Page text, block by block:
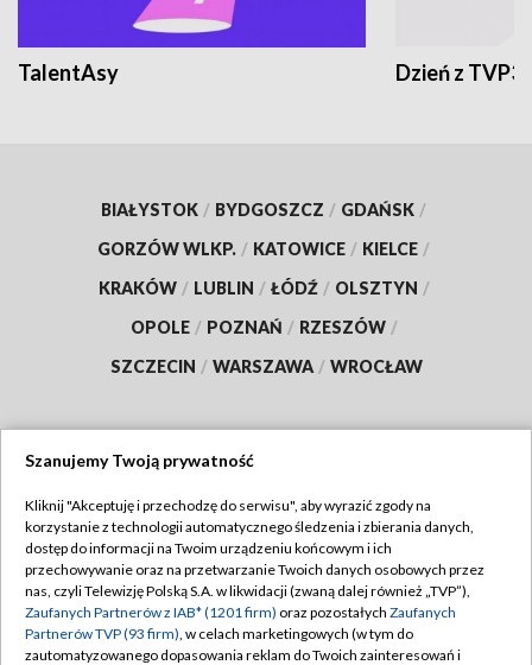
TalentAsy Dzień z TVP3
BIAŁYSTOK / BYDGOSZCZ / GDAŃSK /
GORZÓW WLKP. / KATOWICE / KIELCE /
KRAKÓW / LUBLIN / ŁÓDŹ / OLSZTYN /
OPOLE / POZNAŃ / RZESZÓW /
SZCZECIN / WARSZAWA / WROCŁAW
TVP
Abonament TVP
Emisja w TVP
Centrum informacji TVP
Regulamin TVP
Polityka prywatności
Moje zgody
Szanujemy Twoją prywatność
Kliknij "Akceptuję i przechodzę do serwisu", aby wyrazić zgody na
korzystanie z technologii automatycznego śledzenia i zbierania danych,
dostęp do informacji na Twoim urządzeniu końcowym i ich
przechowywanie oraz na przetwarzanie Twoich danych osobowych przez
nas, czyli Telewizję Polską S.A. w likwidacji (zwaną dalej również „TVP”),
Zaufanych Partnerów z IAB* (1201 firm) oraz pozostałych Zaufanych
Partnerów TVP (93 firm), w celach marketingowych (w tym do
zautomatyzowanego dopasowania reklam do Twoich zainteresowań i